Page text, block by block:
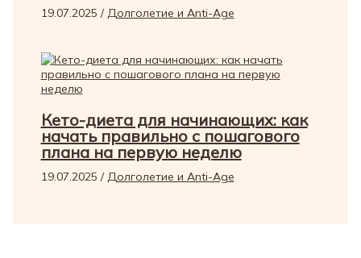
19.07.2025 /Долголетие и Anti-Age
Кето-диета для начинающих: как
начать правильно с пошагового
плана на первую неделю
19.07.2025 /Долголетие и Anti-Age